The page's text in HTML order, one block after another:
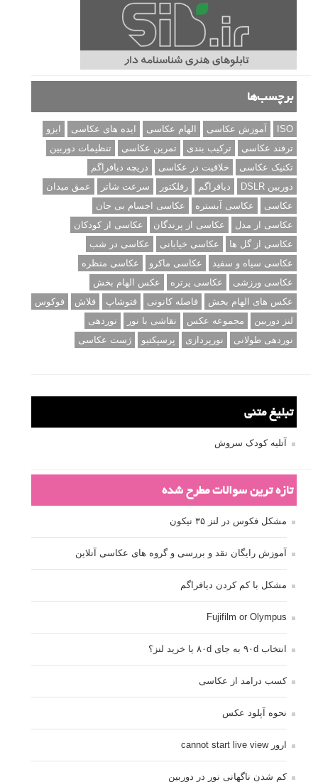
برچسب‌ها
ISO آموزش عکاسی الهام عکاسی ایده های عکاسی
ایزو
ترفند عکاسی
ترکیب بندی تمرین عکاسی
تنظیمات دوربین
تکنیک عکاسی
خلاقیت در عکاسی
دریچه دیافراگم
دوربین DSLR
دیافراگم رفلکتور سرعت شاتر
عمق میدان
عکاسی
عکاسی آبستره
عکاسی اجسام بی جان
عکاسی از مدل
عکاسی از پرندگان
عکاسی از کودکان
عکاسی از گل ها
عکاسی خیابانی
عکاسی در شب
عکاسی سیاه و سفید
عکاسی ماکرو
عکاسی منظره
عکاسی ورزشی
عکاسی پرتره
عکس الهام بخش
عکس های الهام بخش
فاصله کانونی فتوشاپ فلاش
فوکوس
لنز دوربین
مجموعه عکس نقاشی با نور
نوردهی
نوردهی طولانی
نورپردازی پرسپکتیو ژست عکاسی
تبلیغ متنی
آتلیه کودک سروش
تازه ترین سوالات مطرح شده
مشکل فکوس در لنز ۳۵ نیکون
آموزش رایگان نقد و بررسی و گروه های عکاسی آنلاین
مشکل با کم کردن دیافراگم
Fujifilm or Olympus
انتخاب ۹۰d به جای ۸۰d یا خرید لنز؟
کسب درامد از عکاسی
نحوه آپلود عکس
ارور cannot start live view
کم شدن ناگهانی نور در دوربین